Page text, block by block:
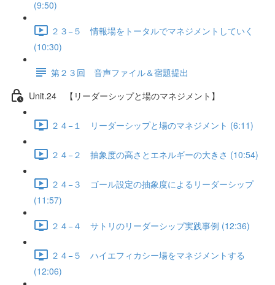
(9:50)
２３−５ 情報場をトータルでマネジメントしていく
(10:30)
第２３回 音声ファイル＆宿題提出
Unit.24 【リーダーシップと場のマネジメント】
２４−１ リーダーシップと場のマネジメント (6:11)
２４−２ 抽象度の高さとエネルギーの大きさ (10:54)
２４−３ ゴール設定の抽象度によるリーダーシップ
(11:57)
２４−４ サトリのリーダーシップ実践事例 (12:36)
２４−５ ハイエフィカシー場をマネジメントする
(12:06)